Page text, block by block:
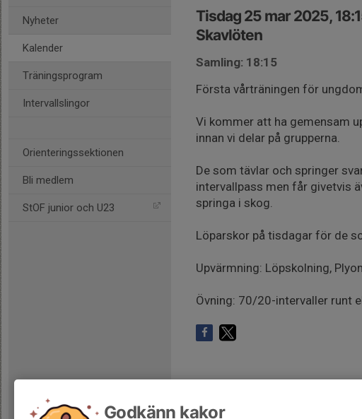
Nyheter
Kalender
Träningsprogram
Intervallslingor
Orienteringssektionen
Bli medlem
StOF junior och U23
Tisdag 25 mar 2025,
Skavlöten
Samling: 18:15
Första vårträningen för
Vi kommer att ha gemensam
innan vi delar på grupperna.
De som tävlar och springer
intervallpass men får givetvis
springa i skog.
Löparskor på tisdagar för de
Upvärmning: Löpskolning,
Övning: 70/20-intervaller runt
Godkänn kakor